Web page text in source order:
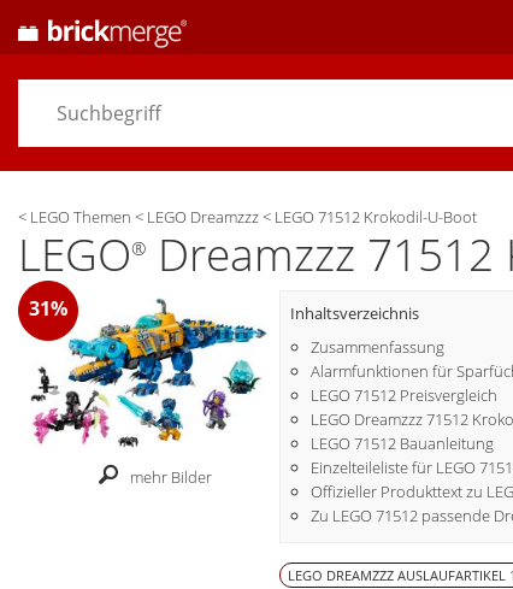
< LEGO Themen < LEGO Dreamzzz< LEGO 71512 Krokodil-U-Boot
LEGO® Dreamzzz
31%
mehr Bilder
Inhaltsverzeichnis
Zusammenfassung
Alarmfunktionen für
LEGO 71512 Preisvergleich
LEGO Dreamzzz 71512
LEGO 71512 Bauanleitung
Einzelteileliste für LEGO
Offizieller Produkttext zu
Zu LEGO 71512 passende
LEGO DREAMZZZ AUSLAUFARTIKEL